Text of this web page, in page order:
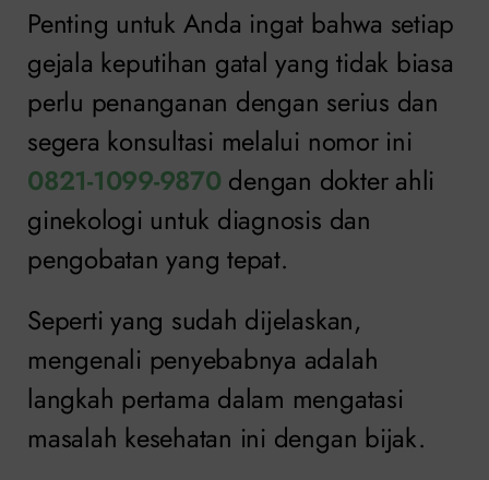
Penting untuk Anda ingat bahwa setiap
gejala keputihan gatal yang tidak biasa
perlu penanganan dengan serius dan
segera konsultasi melalui nomor ini
0821-1099-9870 dengan dokter ahli
ginekologi untuk diagnosis dan
pengobatan yang tepat.
Seperti yang sudah dijelaskan,
mengenali penyebabnya adalah
langkah pertama dalam mengatasi
masalah kesehatan ini dengan bijak.